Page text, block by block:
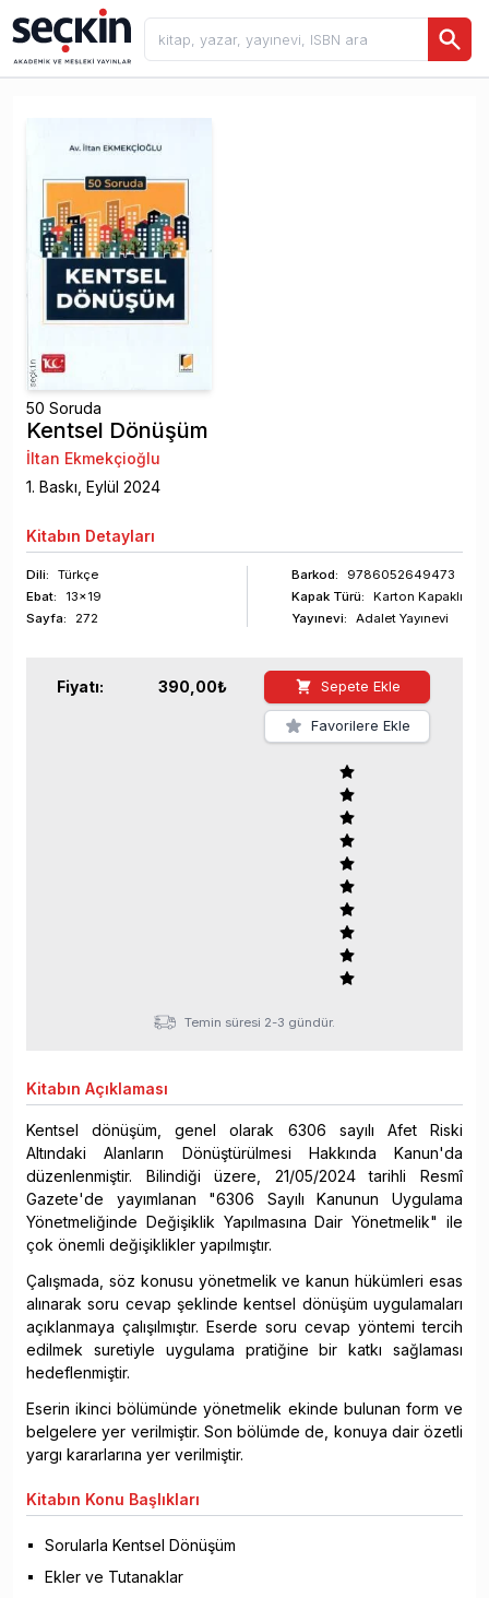
50 Soruda
Kentsel Dönüşüm
İltan Ekmekçioğlu
1. Baskı, Eylül 2024
Kitabın Detayları
Dili:
Türkçe
Ebat:
13x19
Sayfa: 272
Barkod:
9786052649473
Kapak Türü:
Karton Kapaklı
Yayınevi:
Adalet Yayınevi
Fiyatı: 390,00₺ Sepete Ekle
Favorilere Ekle
Temin süresi 2-3 gündür.
Kitabın Açıklaması
Kentsel dönüşüm, genel olarak 6306 sayılı Afet Riski
Altındaki Alanların Dönüştürülmesi Hakkında Kanun'da
düzenlenmiştir. Bilindiği üzere, 21/05/2024 tarihli Resmî
Gazete'de yayımlanan "6306 Sayılı Kanunun Uygulama
Yönetmeliğinde Değişiklik Yapılmasına Dair Yönetmelik" ile
çok önemli değişiklikler yapılmıştır.
Çalışmada, söz konusu yönetmelik ve kanun hükümleri esas
alınarak soru cevap şeklinde kentsel dönüşüm uygulamaları
açıklanmaya çalışılmıştır. Eserde soru cevap yöntemi tercih
edilmek suretiyle uygulama pratiğine bir katkı sağlaması
hedeflenmiştir.
Eserin ikinci bölümünde yönetmelik ekinde bulunan form ve
belgelere yer verilmiştir. Son bölümde de, konuya dair özetli
yargı kararlarına yer verilmiştir.
Kitabın Konu Başlıkları
Sorularla Kentsel Dönüşüm
Ekler ve Tutanaklar